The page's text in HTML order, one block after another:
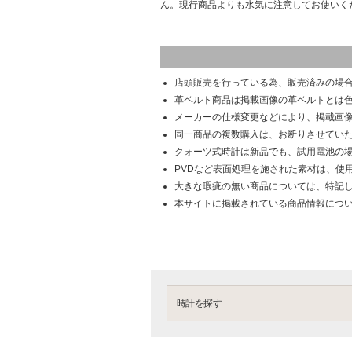
ん。現行商品よりも水気に注意してお使いく
店頭販売を行っている為、販売済みの場
革ベルト商品は掲載画像の革ベルトとは
メーカーの仕様変更などにより、掲載画
同一商品の複数購入は、お断りさせてい
クォーツ式時計は新品でも、試用電池の
PVDなど表面処理を施された素材は、使
大きな瑕疵の無い商品については、特記
本サイトに掲載されている商品情報につ
時計を探す